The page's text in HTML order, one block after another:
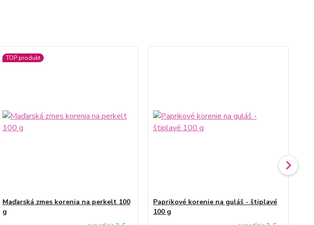
TOP produkt
Maďarská zmes korenia na perkelt 100
g
Paprikové korenie na guláš - štiplavé
100 g